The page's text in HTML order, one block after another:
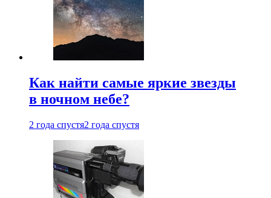
Как найти самые яркие звезды
в ночном небе?
2 года спустя2 года спустя